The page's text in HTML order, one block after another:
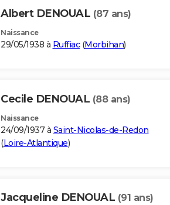
Albert DENOUAL (87 ans)
Naissance
29/05/1938 à Ruffiac(Morbihan)
Cecile DENOUAL (88 ans)
Naissance
24/09/1937 à Saint-Nicolas-de-Redon
(Loire-Atlantique)
Jacqueline DENOUAL (91 ans)